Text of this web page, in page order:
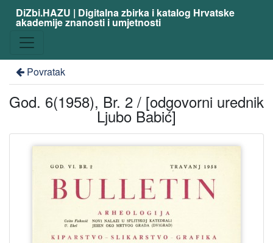
DiZbi.HAZU | Digitalna zbirka i katalog Hrvatske
akademije znanosti i umjetnosti
Povratak
God. 6(1958), Br. 2 / [odgovorni urednik
Ljubo Babić]